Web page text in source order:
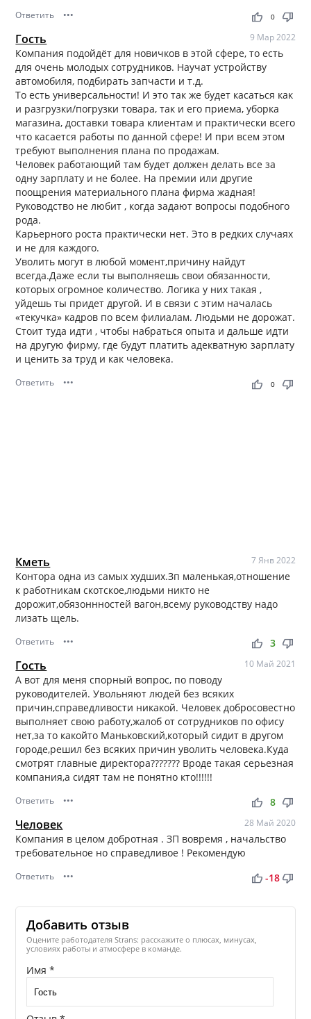
Ответить ••• thumb_up thumb_down
0
Гость 9 Мар 2022
Компания подойдёт для новичков в этой сфере, то есть
для очень молодых сотрудников. Научат устройству
автомобиля, подбирать запчасти и т.д.
То есть универсальности! И это так же будет касаться как
и разгрузки/погрузки товара, так и его приема, уборка
магазина, доставки товара клиентам и практически всего
что касается работы по данной сфере! И при всем этом
требуют выполнения плана по продажам.
Человек работающий там будет должен делать все за
одну зарплату и не более. На премии или другие
поощрения материального плана фирма жадная!
Руководство не любит , когда задают вопросы подобного
рода.
Карьерного роста практически нет. Это в редких случаях
и не для каждого.
Уволить могут в любой момент,причину найдут
всегда.Даже если ты выполняешь свои обязанности,
которых огромное количество. Логика у них такая ,
уйдешь ты придет другой. И в связи с этим началась
«текучка» кадров по всем филиалам. Людьми не дорожат.
Стоит туда идти , чтобы набраться опыта и дальше идти
на другую фирму, где будут платить адекватную зарплату
и ценить за труд и как человека.
Ответить ••• thumb_up thumb_down
0
Кметь 7 Янв 2022
Контора одна из самых худших.Зп маленькая,отношение
к работникам скотское,людьми никто не
дорожит,обязоннностей вагон,всему руководству надо
лизать щель.
Ответить ••• thumb_up thumb_down
3
Гость 10 Май 2021
А вот для меня спорный вопрос, по поводу
руководителей. Увольняют людей без всяких
причин,справедливости никакой. Человек добросовестно
выполняет свою работу,жалоб от сотрудников по офису
нет,за то какойто Маньковский,который сидит в другом
городе,решил без всяких причин уволить человека.Куда
смотрят главные директора??????? Вроде такая серьезная
компания,а сидят там не понятно кто!!!!!!
Ответить ••• thumb_up thumb_down
8
Человек 28 Май 2020
Компания в целом добротная . ЗП вовремя , начальство
требовательное но справедливое ! Рекомендую
Ответить ••• thumb_up thumb_down
-18
Добавить отзыв
Оцените работодателя Strans: расскажите о плюсах, минусах,
условиях работы и атмосфере в команде.
Имя *